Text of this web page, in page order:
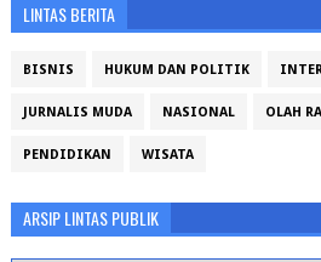
LINTAS BERITA
BISNIS HUKUM DAN POLITIK
JURNALIS MUDA NASIONAL OLAH
PENDIDIKAN WISATA
ARSIP LINTAS PUBLIK